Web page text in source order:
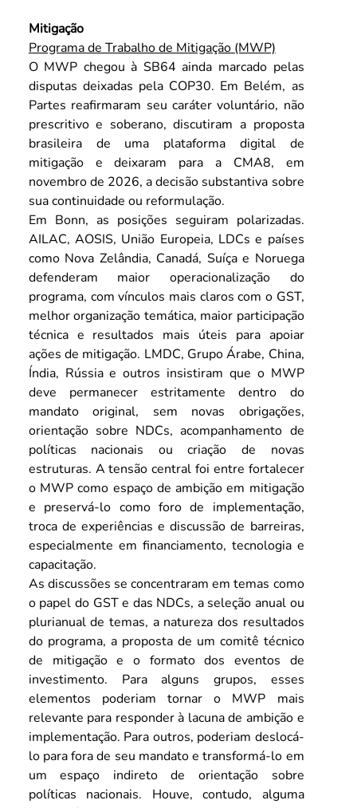
Mitigação
Programa de Trabalho de Mitigação (MWP)
O MWP chegou à SB64 ainda marcado pelas
disputas deixadas pela COP30. Em Belém, as
Partes reafirmaram seu caráter voluntário, não
prescritivo e soberano, discutiram a proposta
brasileira de uma plataforma digital de
mitigação e deixaram para a CMA8, em
novembro de 2026, a decisão substantiva sobre
sua continuidade ou reformulação.
Em Bonn, as posições seguiram polarizadas.
AILAC, AOSIS, União Europeia, LDCs e países
como Nova Zelândia, Canadá, Suíça e Noruega
defenderam maior operacionalização do
programa, com vínculos mais claros com o GST,
melhor organização temática, maior participação
técnica e resultados mais úteis para apoiar
ações de mitigação. LMDC, Grupo Árabe, China,
Índia, Rússia e outros insistiram que o MWP
deve permanecer estritamente dentro do
mandato original, sem novas obrigações,
orientação sobre NDCs, acompanhamento de
políticas nacionais ou criação de novas
estruturas. A tensão central foi entre fortalecer
o MWP como espaço de ambição em mitigação
e preservá-lo como foro de implementação,
troca de experiências e discussão de barreiras,
especialmente em financiamento, tecnologia e
capacitação.
As discussões se concentraram em temas como
o papel do GST e das NDCs, a seleção anual ou
plurianual de temas, a natureza dos resultados
do programa, a proposta de um comitê técnico
de mitigação e o formato dos eventos de
investimento. Para alguns grupos, esses
elementos poderiam tornar o MWP mais
relevante para responder à lacuna de ambição e
implementação. Para outros, poderiam deslocá-
lo para fora de seu mandato e transformá-lo em
um espaço indireto de orientação sobre
políticas nacionais. Houve, contudo, alguma